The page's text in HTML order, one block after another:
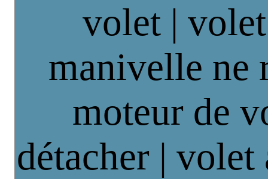
volet |
manivelle ne
moteur de
détacher | volet